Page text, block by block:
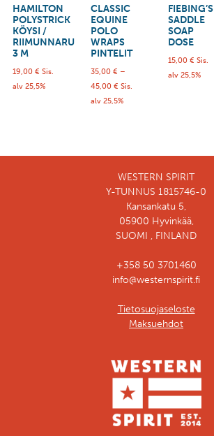
HAMILTON
POLYSTRICK
KÖYSI /
RIIMUNNARU
3 M
19,00 € Sis.
alv 25,5%
CLASSIC
EQUINE
POLO
WRAPS
PINTELIT
35,00 € –
45,00 € Sis.
alv 25,5%
FIEBING’S
SADDLE
SOAP
DOSE
15,00€ Sis.
alv 25,5%
WESTERN SPIRIT
Y-TUNNUS 1815746-0
Kansankatu 5,
05900 Hyvinkää,
SUOMI , FINLAND
+358 50 3701460
info@westernspirit.fi
Tietosuojaseloste
Maksuehdot